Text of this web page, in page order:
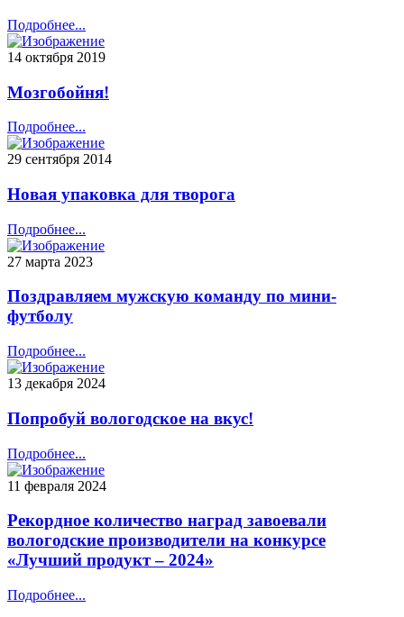
Подробнее...
14 октября 2019
Мозгобойня!
Подробнее...
29 сентября 2014
Новая упаковка для творога
Подробнее...
27 марта 2023
Поздравляем мужскую команду по мини-
футболу
Подробнее...
13 декабря 2024
Попробуй вологодское на вкус!
Подробнее...
11 февраля 2024
Рекордное количество наград завоевали
вологодские производители на конкурсе
«Лучший продукт – 2024»
Подробнее...